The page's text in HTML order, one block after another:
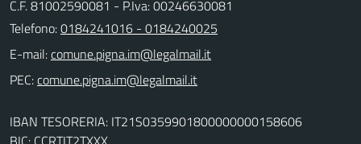
C.F. 81002590081 - P.Iva: 00246630081
Telefono:0184241016 - 0184240025
E-mail:
PEC:
IBAN TESORERIA: IT21S0359901800000000158606